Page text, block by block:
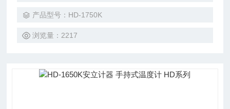
产品型号：HD-1750K
浏览量：2217